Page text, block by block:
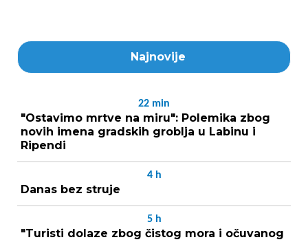
Najnovije
22 min
"Ostavimo mrtve na miru": Polemika zbog
novih imena gradskih groblja u Labinu i
Ripendi
4 h
Danas bez struje
5 h
"Turisti dolaze zbog čistog mora i očuvanog